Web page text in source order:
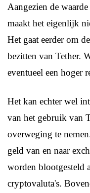
Aangezien de
maakt het eigenlijk
Het gaat eerder om
bezitten van Tether.
eventueel een hoger
Het kan echter wel
van het gebruik van
overweging te
geld van en naar
worden blootgesteld
cryptovaluta's.